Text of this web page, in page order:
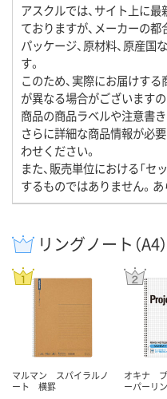
アスクルでは、サイト上に
ておりますが、メーカーの都
パッケージ、原材料、原産国
す。
このため、実際にお届けす
が異なる場合がございます
商品の商品ラベルや注意書
さらに詳細な商品情報が必
わせください。
また、販売単位における「セ
するものではありません。
リングノート（
マルマン スパイラルノ
ート 横罫
オキナ プ
ーパーリ